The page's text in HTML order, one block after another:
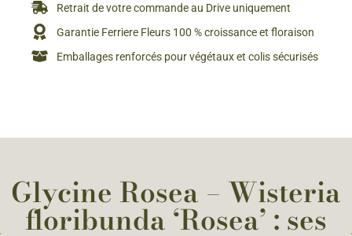
Retrait de votre commande au Drive uniquement
Garantie Ferriere Fleurs 100 % croissance et floraison
Emballages renforcés pour végétaux et colis sécurisés
Glycine Rosea – Wisteria
floribunda ‘Rosea’ : ses